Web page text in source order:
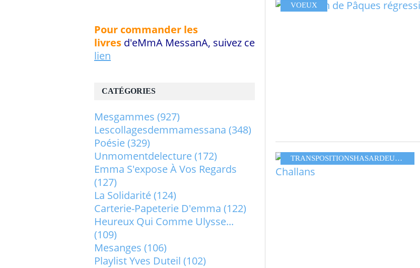
VOEUX
TRANSPOSITIONSHASARDEUSES
CATÉGORIES
Mesgammes (927)
Lescollagesdemmamessana (348)
Poésie(329)
Unmomentdelecture(172)
Emma S'expose À Vos Regards
(127)
La Solidarité(124)
Carterie-Papeterie D'emma (122)
Heureux Qui Comme Ulysse...
(109)
Mesanges (106)
Playlist Yves Duteil (102)
Pour commander les
livres d'eMmA MessanA, suivez ce
lien